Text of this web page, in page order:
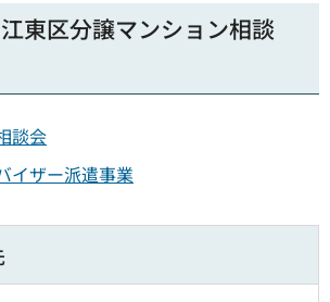
東区分譲マンション相談
談会
イザー派遣事業